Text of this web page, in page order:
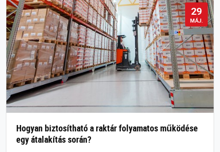
29
MÁJ.
Hogyan biztosítható a raktár folyamatos működése
egy átalakítás során?